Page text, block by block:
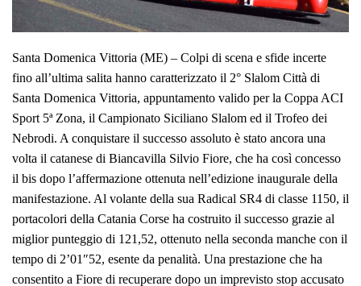
Santa Domenica Vittoria (ME) – Colpi di scena e sfide incerte
fino all’ultima salita hanno caratterizzato il 2° Slalom Città di
Santa Domenica Vittoria, appuntamento valido per la Coppa ACI
Sport 5ª Zona, il Campionato Siciliano Slalom ed il Trofeo dei
Nebrodi. A conquistare il successo assoluto è stato ancora una
volta il catanese di Biancavilla Silvio Fiore, che ha così concesso
il bis dopo l’affermazione ottenuta nell’edizione inaugurale della
manifestazione. Al volante della sua Radical SR4 di classe 1150, il
portacolori della Catania Corse ha costruito il successo grazie al
miglior punteggio di 121,52, ottenuto nella seconda manche con il
tempo di 2’01″52, esente da penalità. Una prestazione che ha
consentito a Fiore di recuperare dopo un imprevisto stop accusato